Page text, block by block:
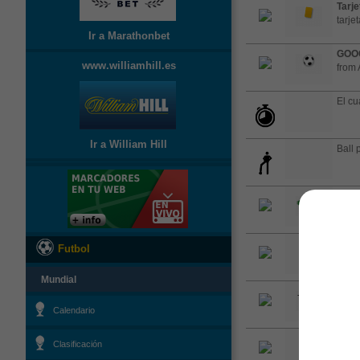
Ir a Marathonbet
www.williamhill.es
Ir a William Hill
Futbol
Mundial
Calendario
Clasificación
from
El
Ball